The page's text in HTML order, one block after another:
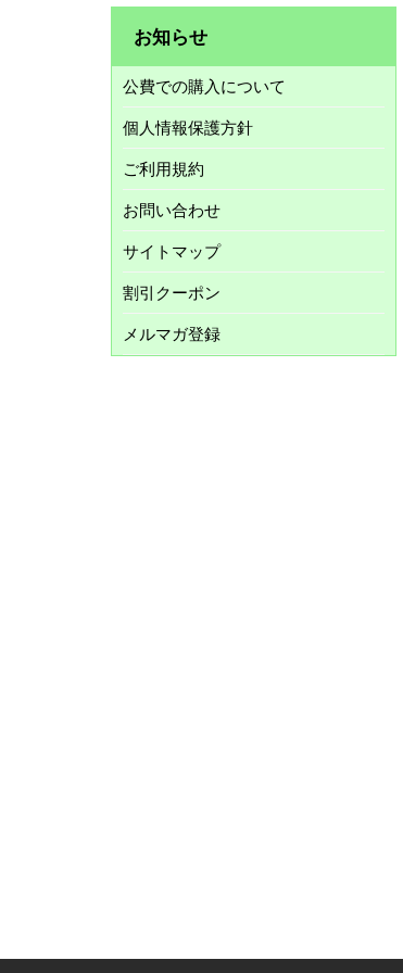
お知らせ
公費での購入について
個人情報保護方針
ご利用規約
お問い合わせ
サイトマップ
割引クーポン
メルマガ登録